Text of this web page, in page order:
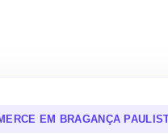
EM BRAGANÇA